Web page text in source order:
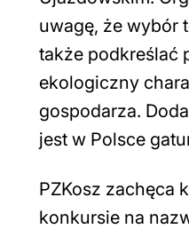
uwagę, że wybór
także podkreślać
ekologiczny
gospodarza.
jest w Polsce
PZKosz zachęca
konkursie na